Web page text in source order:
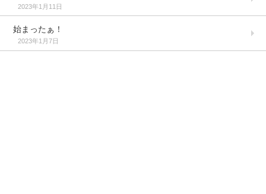
2023年1月11日
始まったぁ！
2023年1月7日